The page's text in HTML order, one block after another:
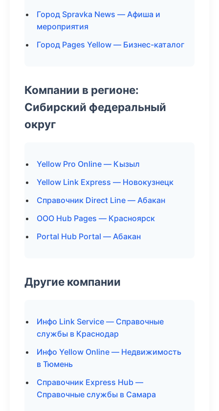
Город Spravka News — Афиша и
мероприятия
Город Pages Yellow — Бизнес-каталог
Компании в регионе:
Сибирский федеральный
округ
Yellow Pro Online — Кызыл
Yellow Link Express — Новокузнецк
Справочник Direct Line — Абакан
ООО Hub Pages — Красноярск
Portal Hub Portal — Абакан
Другие компании
Инфо Link Service — Справочные
службы в Краснодар
Инфо Yellow Online — Недвижимость
в Тюмень
Справочник Express Hub —
Справочные службы в Самара